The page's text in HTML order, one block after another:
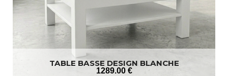
TABLE BASSE DESIGN BLANCHE
1289.00 €